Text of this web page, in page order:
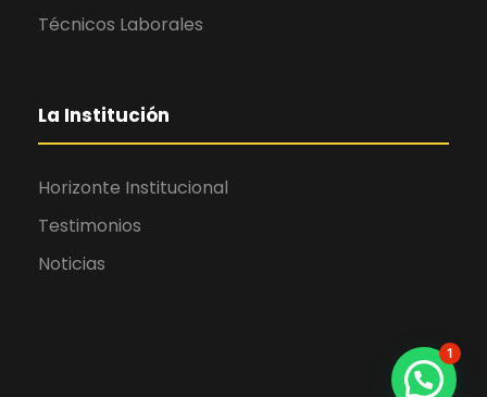
Técnicos Laborales
La Institución
Horizonte Institucional
Testimonios
Noticias
1